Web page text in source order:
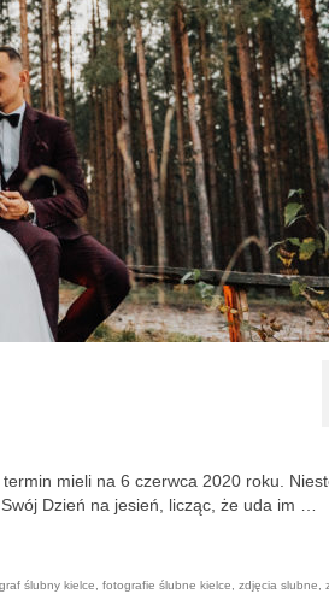
mieli na 6 czerwca 2020 roku.
Dzień na jesień, licząc, że uda im …
ślubny kielce fotografie ślubne kielce zdjęcia slubne